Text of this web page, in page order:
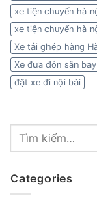
xe tiện chuyến hà
xe tiện chuyến hà
Xe tải ghép hàng
Xe đưa đón sân bay
đặt xe đi nội bài
Categories